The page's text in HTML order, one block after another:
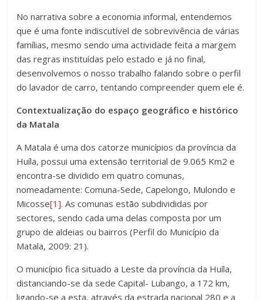
No narrativa sobre a economia informal, entendemos
que é uma fonte indiscutível de sobrevivência de várias
famílias, mesmo sendo uma actividade feita a margem
das regras instituídas pelo estado e já no final,
desenvolvemos o nosso trabalho falando sobre o perfil
do lavador de carro, tentando compreender quem ele é.
Contextualização do espaço geográfico e histórico
da Matala
A Matala é uma dos catorze municípios da província da
Huíla, possui uma extensão territorial de 9.065 Km2 e
encontra-se dividido em quatro comunas,
nomeadamente: Comuna-Sede, Capelongo, Mulondo e
Micosse[1]. As comunas estão subdivididas por
sectores, sendo cada uma delas composta por um
grupo de aldeias ou bairros (Perfil do Município da
Matala, 2009: 21).
O município fica situado a Leste da província da Huíla,
distanciando-se da sede Capital- Lubango, a 172 km,
ligando-se a esta, através da estrada nacional 280 e a